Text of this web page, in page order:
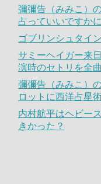
彌彌告（みみこ）
占っていいですか
ゴブリンシュタイ
サミーヘイガー来
演時のセトリを全
彌彌告（みみこ）
ロットに西洋占星
内村航平はヘビー
きかった？